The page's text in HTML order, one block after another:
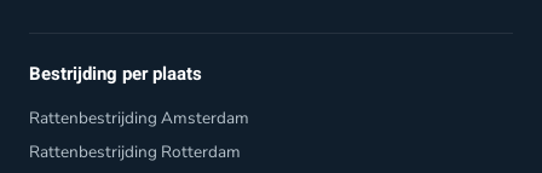
Bestrijding per plaats
Rattenbestrijding Amsterdam
Rattenbestrijding Rotterdam